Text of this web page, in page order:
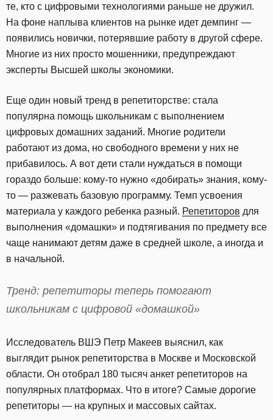
те, кто с цифровыми технологиями раньше не дружил.
На фоне наплыва клиентов на рынке идет демпинг —
появились новички, потерявшие работу в другой сфере.
Многие из них просто мошенники, предупреждают
эксперты Высшей школы экономики.
Еще один новый тренд в репетиторстве: стала
популярна помощь школьникам с выполнением
цифровых домашних заданий. Многие родители
работают из дома, но свободного времени у них не
прибавилось. А вот дети стали нуждаться в помощи
гораздо больше: кому-то нужно «добирать» знания, кому-
то — разжевать базовую программу. Темп усвоения
материала у каждого ребенка разный. Репетиторов для
выполнения «домашки» и подтягивания по предмету все
чаще нанимают детям даже в средней школе, а иногда и
в начальной.
Тренд: репетиторы теперь помогают
школьникам с цифровой «домашкой»
Исследователь ВШЭ Петр Макеев выяснил, как
выглядит рынок репетиторства в Москве и Московской
области. Он отобрал 180 тысяч анкет репетиторов на
популярных платформах. Что в итоге? Самые дорогие
репетиторы — на крупных и массовых сайтах.